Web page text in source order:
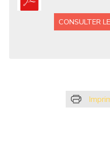
CONSULTER